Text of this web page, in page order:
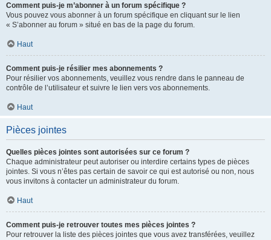
Comment puis-je m’abonner à un forum spécifique ?
Vous pouvez vous abonner à un forum spécifique en cliquant sur le lien
« S’abonner au forum » situé en bas de la page du forum.
Haut
Comment puis-je résilier mes abonnements ?
Pour résilier vos abonnements, veuillez vous rendre dans le panneau de
contrôle de l’utilisateur et suivre le lien vers vos abonnements.
Haut
Pièces jointes
Quelles pièces jointes sont autorisées sur ce forum ?
Chaque administrateur peut autoriser ou interdire certains types de pièces
jointes. Si vous n’êtes pas certain de savoir ce qui est autorisé ou non, nous
vous invitons à contacter un administrateur du forum.
Haut
Comment puis-je retrouver toutes mes pièces jointes ?
Pour retrouver la liste des pièces jointes que vous avez transférées, veuillez